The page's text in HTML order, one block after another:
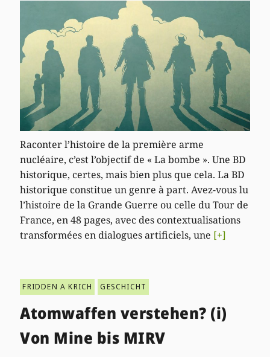
Raconter l’histoire de la première arme
nucléaire, c’est l’objectif de « La bombe ». Une BD
historique, certes, mais bien plus que cela. La BD
historique constitue un genre à part. Avez-vous lu
l’histoire de la Grande Guerre ou celle du Tour de
France, en 48 pages, avec des contextualisations
transformées en dialogues artificiels, une [+]
FRIDDEN A KRICH GESCHICHT
Atomwaffen verstehen? (i)
Von Mine bis MIRV